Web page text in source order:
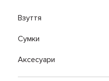
Взуття
Сумки
Аксесуари